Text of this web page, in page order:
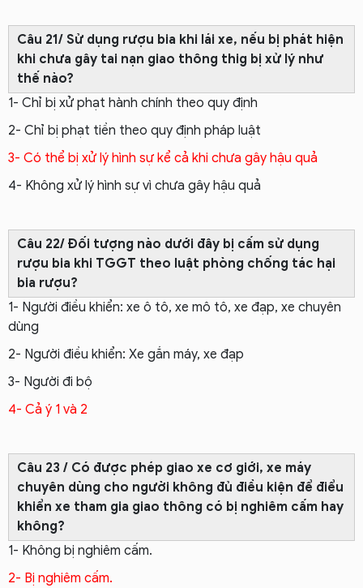
Câu 21/ Sử dụng rượu bia khi lái xe, nếu bị phát hiện
khi chưa gây tai nạn giao thông thig bị xử lý như
thế nào?
1- Chỉ bị xử phạt hành chính theo quy định
2- Chỉ bị phạt tiền theo quy định pháp luật
3- Có thể bị xử lý hình sự kể cả khi chưa gây hậu quả
4- Không xử lý hình sự vì chưa gây hậu quả
Câu 22/ Đối tượng nào dưới đây bị cấm sử dụng
rượu bia khi TGGT theo luật phòng chống tác hại
bia rượu?
1- Người điều khiển: xe ô tô, xe mô tô, xe đạp, xe chuyên
dùng
2- Người điều khiển: Xe gắn máy, xe đạp
3- Người đi bộ
4- Cả ý 1 và 2
Câu 23 / Có được phép giao xe cơ giới, xe máy
chuyên dùng cho người không đủ điều kiện để điểu
khiển xe tham gia giao thông có bị nghiêm cấm hay
không?
1- Không bị nghiêm cấm.
2- Bị nghiêm cấm.